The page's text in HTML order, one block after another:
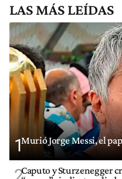
LAS MÁS LEÍDAS
1Murió Jorge Messi, el
Caputo y Sturzenegger